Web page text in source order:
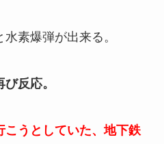
素爆弾が出来る。
反応。
こうとしていた、地下鉄